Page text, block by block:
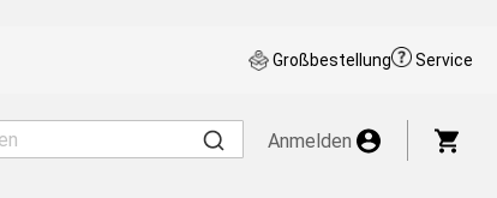
Großbestellung Service
Anmelden